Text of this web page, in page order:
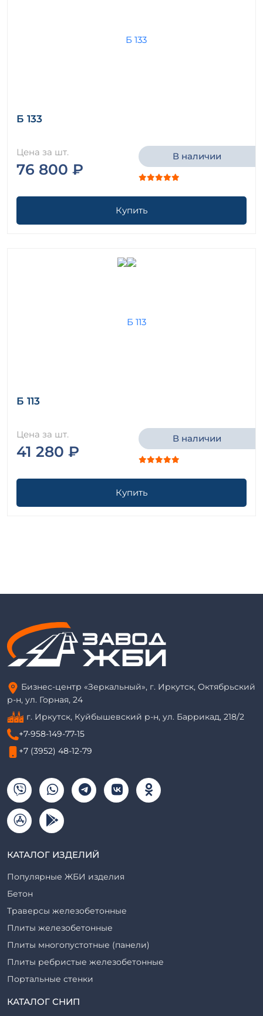
Б 133
Цена за шт.
76 800 ₽
В наличии
Купить
Б 113
Цена за шт.
41 280 ₽
В наличии
Купить
Бизнес-центр «Зеркальный», г. Иркутск, Октябрьский
р-н, ул. Горная, 24
г. Иркутск, Куйбышевский р-н, ул. Баррикад, 218/2
+7-958-149-77-15
+7 (3952) 48-12-79
КАТАЛОГ ИЗДЕЛИЙ
Популярные ЖБИ изделия
Бетон
Траверсы железобетонные
Плиты железобетонные
Плиты многопустотные (панели)
Плиты ребристые железобетонные
Портальные стенки
Прогоны железобетонные
КАТАЛОГ СНИП